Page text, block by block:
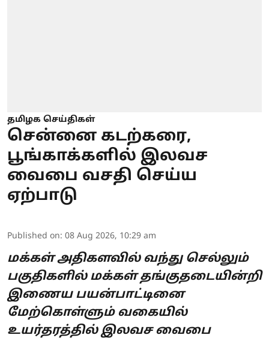
தமிழக செய்திகள்
சென்னை கடற்கரை,
பூங்காக்களில் இலவச
வைபை வசதி செய்ய
ஏற்பாடு
Published on: 08 Aug 2026, 10:29 am
மக்கள் அதிகளவில் வந்து செல்லும்
பகுதிகளில் மக்கள் தங்குதடையின்றி
இணைய பயன்பாட்டினை
மேற்கொள்ளும் வகையில்
உயர்தரத்தில் இலவச வைபை